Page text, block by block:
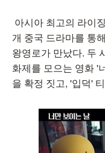
아시아 최고의 라이
개 중국 드라마를 통
왕영로가 만났다. 두
화제를 모으는 영화 '
을 확정 짓고, '입덕'